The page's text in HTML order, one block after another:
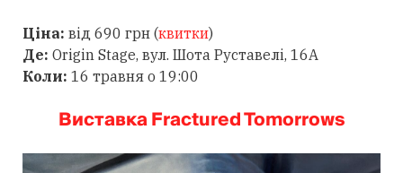
Ціна: від 690 грн (квитки)
Де: Origin Stage, вул. Шота Руставелі, 16А
Коли: 16 травня о 19:00
Виставка Fractured Tomorrows